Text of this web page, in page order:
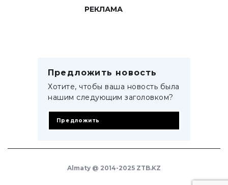
РЕКЛАМА
Предложить новость
Хотите, чтобы ваша новость была
нашим следующим заголовком?
Предложить
Almaty @ 2014-2025 ZTB.KZ